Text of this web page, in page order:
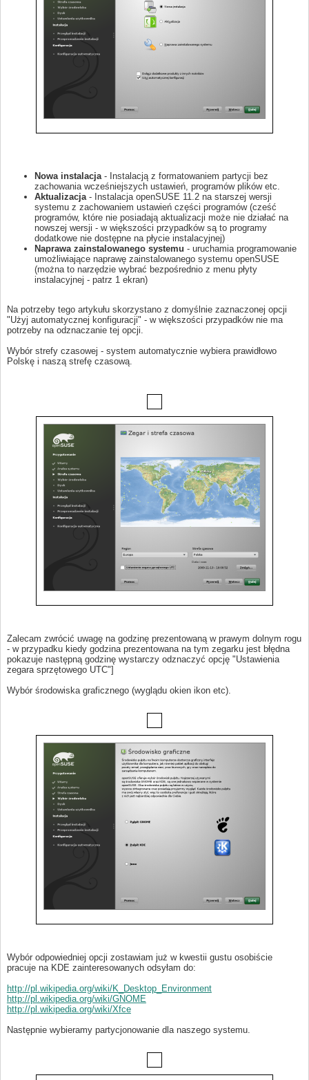
Nowa instalacja- Instalacją z formatowaniem partycji bez
zachowania wcześniejszych ustawień, programów plików etc.
Aktualizacja- Instalacja openSUSE 11.2 na starszej wersji
systemu z zachowaniem ustawień części programów (cześć
programów, które nie posiadają aktualizacji może nie działać na
nowszej wersji - w większości przypadków są to programy
dodatkowe nie dostępne na płycie instalacyjnej)
Naprawa zainstalowanego systemu - uruchamia programowanie
umożliwiające naprawę zainstalowanego systemu openSUSE
(można to narzędzie wybrać bezpośrednio z menu płyty
instalacyjnej - patrz 1 ekran)
Na potrzeby tego artykułu skorzystano z domyślnie zaznaczonej opcji
"Użyj automatycznej konfiguracji" - w większości przypadków nie ma
potrzeby na odznaczanie tej opcji.
Wybór strefy czasowej - system automatycznie wybiera prawidłowo
Polskę i naszą strefę czasową.
Zalecam zwrócić uwagę na godzinę prezentowaną w prawym dolnym rogu
- w przypadku kiedy godzina prezentowana na tym zegarku jest błędna
pokazuje następną godzinę wystarczy odznaczyć opcję "Ustawienia
zegara sprzętowego UTC"]
Wybór środowiska graficznego (wyglądu okien ikon etc).
Wybór odpowiedniej opcji zostawiam już w kwestii gustu osobiście
pracuje na KDE zainteresowanych odsyłam do:
http://pl.wikipedia.org/wiki/K_Desktop_Environment
http://pl.wikipedia.org/wiki/GNOME
http://pl.wikipedia.org/wiki/Xfce
Następnie wybieramy partycjonowanie dla naszego systemu.